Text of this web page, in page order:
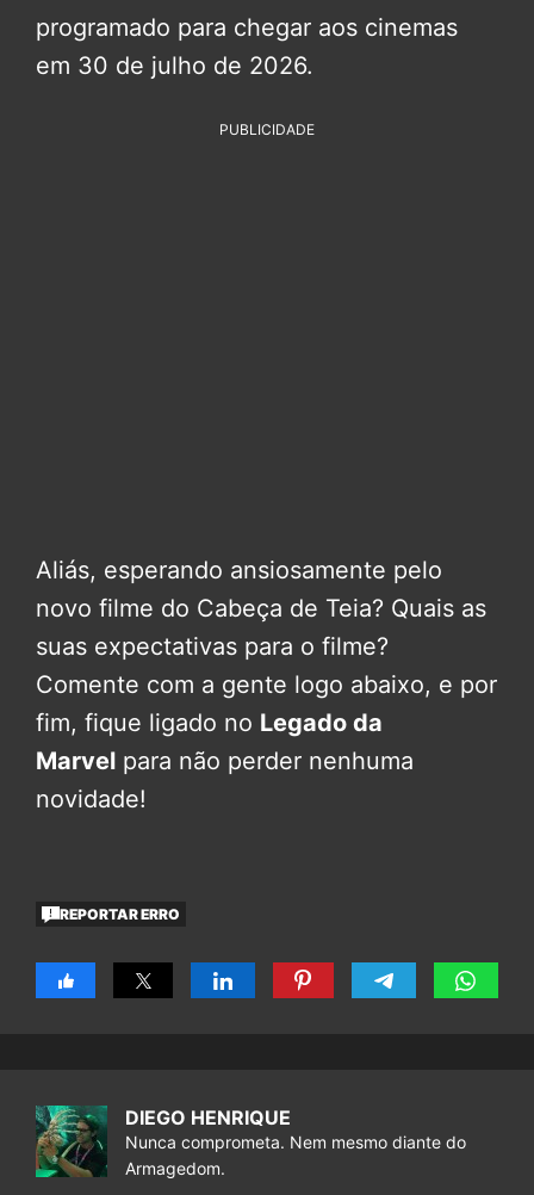
programado para chegar aos cinemas
em 30 de julho de 2026.
PUBLICIDADE
Aliás, esperando ansiosamente pelo
novo filme do Cabeça de Teia? Quais as
suas expectativas para o filme?
Comente com a gente logo abaixo, e por
fim, fique ligado no Legado da
Marvel para não perder nenhuma
novidade!
REPORTAR ERRO
DIEGO HENRIQUE
Nunca comprometa. Nem mesmo diante do
Armagedom.